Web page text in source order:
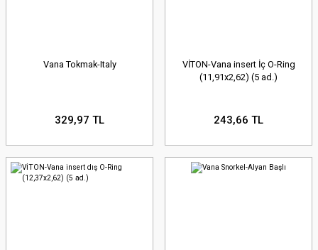
Vana Tokmak-Italy
329,97 TL
VİTON-Vana insert İç O-Ring
(11,91x2,62) (5 ad.)
243,66 TL